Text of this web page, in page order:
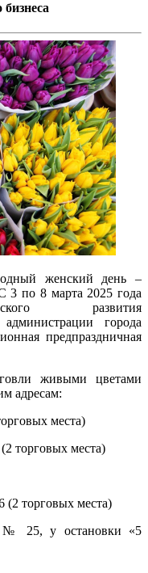
женский день –
3 по 8 марта 2025 года
развития
города
предпраздничная
живыми цветами
адресам:
места)
торговых места)
(2 торговых места)
№ 25, у остановки «5